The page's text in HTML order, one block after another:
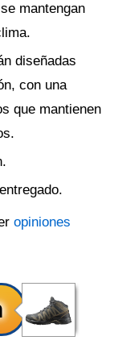
mantengan
diseñadas
con una
que mantienen
opiniones